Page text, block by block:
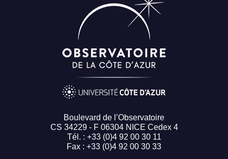
Boulevard de l’Observatoire
CS 34229 - F 06304 NICE Cedex 4
Tél. : +33 (0)4 92 00 30 11
Fax : +33 (0)4 92 00 30 33